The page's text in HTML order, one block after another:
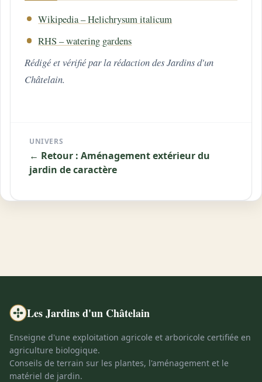
Wikipedia – Helichrysum italicum
RHS – watering gardens
Rédigé et vérifié par la rédaction des Jardins d'un
Châtelain.
UNIVERS
← Retour : Aménagement extérieur du
jardin de caractère
Les Jardins d'un Châtelain
Enseigne d'une exploitation agricole et arboricole certifiée en
agriculture biologique.
Conseils de terrain sur les plantes, l'aménagement et le
matériel de jardin.